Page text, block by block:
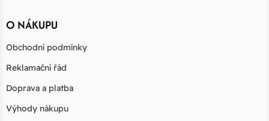
O NÁKUPU
Obchodní podmínky
Reklamační řád
Doprava a platba
Výhody nákupu